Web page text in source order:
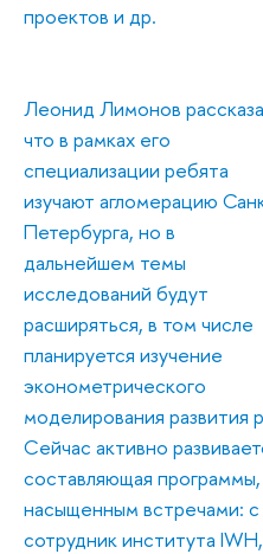
проектов и др.
Леонид Лимонов
что в рамках его
специализации ребята
изучают агломерацию
Петербурга, но в
дальнейшем темы
исследований будут
расширяться, в том числе
планируется изучение
эконометрического
моделирования развития
Сейчас активно
составляющая
насыщенным встречами:
сотрудник института